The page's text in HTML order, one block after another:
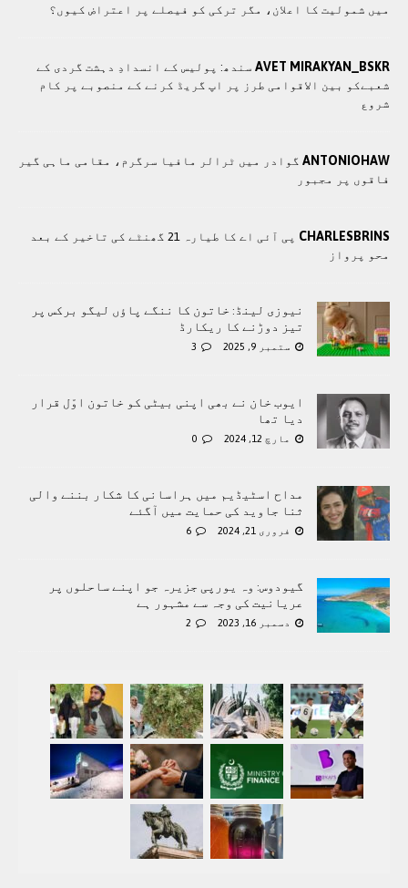
میں شمولیت کا اعلان، مگر ترکی کو فیصلے پر اعتراض کیوں؟
AVET MIRAKYAN_BSKR سندھ: پوليس کے انسدادِ دہشت گردی کے
شعبےکو بین الاقوامی طرز پر اپ گریڈ کرنے کے منصوبے پر کام
شروع
ANTONIOHAW گوادر میں ٹرالر مافیا سرگرم، مقامی ماہی گیر
فاقوں پر مجبور
CHARLESBRINS
پی آئی اے کا طیارہ 21 گھنٹے کی تاخیر کے بعد
محو پرواز
نیوزی لینڈ: خاتون کا ننگے پاؤں لیگو برکس پر
تیز دوڑنے کا ریکارڈ
ستمبر 9, 2025 3
ایوب خان نے بھی اپنی بیٹی کو خاتون اوّل قرار
دیا تھا
مارچ 12, 2024 0
مداح اسٹیڈیم میں ہراسانی کا شکار بننے والی
ثنا جاوید کی حمایت میں آگئے
فروری 21, 2024 6
گیودوس: وہ یورپی جزیرہ جو اپنے ساحلوں پر
عریانیت کی وجہ سے مشہور ہے
دسمبر 16, 2023 2